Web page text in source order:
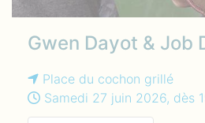
Gwen Dayot & Job
Place du cochon grillé
Samedi 27 juin 2026, dès